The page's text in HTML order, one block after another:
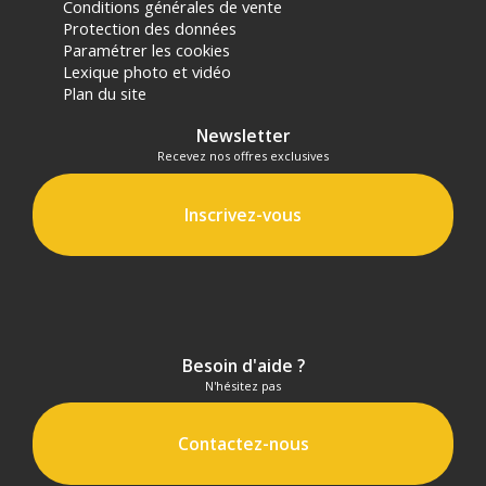
Conditions générales de vente
Protection des données
Paramétrer les cookies
Lexique photo et vidéo
Plan du site
Newsletter
Recevez nos offres exclusives
Inscrivez-vous
Besoin d'aide ?
N'hésitez pas
Contactez-nous